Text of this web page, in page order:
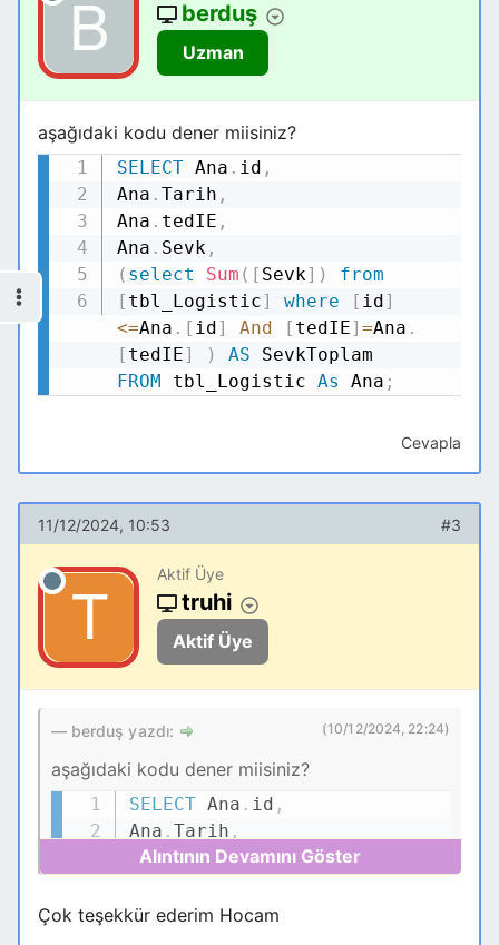
berduş
Uzman
aşağıdaki kodu dener miisiniz?
SELECTAna . id ,
Ana . Tarih ,
Ana . tedIE ,
Ana . Sevk,
( select Sum ( [ Sevk] )
from
[ tbl_Logistic] where [ id]
<=Ana . [ id] And [ tedIE] =Ana .
[ tedIE] ) AS
FROM tbl_Logistic As Ana ;
Cevapla
11/12/2024, 10:53 #3
Aktif Üye
truhi
Aktif Üye
(10/12/2024, 22:24)
berduş yazdı:
aşağıdaki kodu dener miisiniz?
SELECT Ana . id ,
Ana .Tarih ,
Ana.tedIE,
(select Sum([Sevk
Çok teşekkür ederim Hocam